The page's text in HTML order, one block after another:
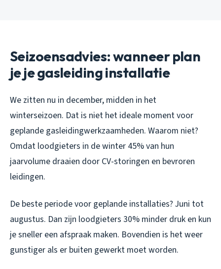
Seizoensadvies: wanneer plan
je je gasleiding installatie
We zitten nu in december, midden in het
winterseizoen. Dat is niet het ideale moment voor
geplande gasleidingwerkzaamheden. Waarom niet?
Omdat loodgieters in de winter 45% van hun
jaarvolume draaien door CV-storingen en bevroren
leidingen.
De beste periode voor geplande installaties? Juni tot
augustus. Dan zijn loodgieters 30% minder druk en kun
je sneller een afspraak maken. Bovendien is het weer
gunstiger als er buiten gewerkt moet worden.